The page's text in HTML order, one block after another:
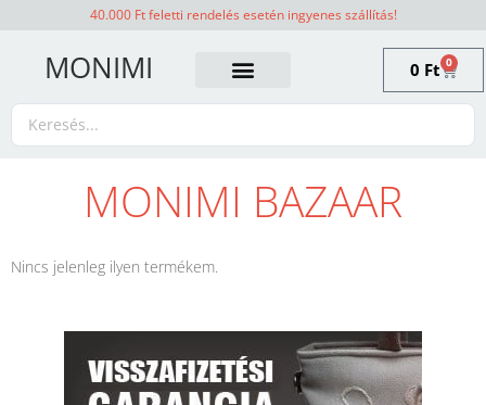
40.000 Ft feletti rendelés esetén ingyenes szállítás!
MONIMI 0 Ft 0
MONIMI BAZAAR
Nincs jelenleg ilyen termékem.